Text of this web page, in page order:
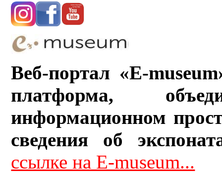
Веб-портал «E-
платформа,
информационном
сведения об
ссылке на E-museum...